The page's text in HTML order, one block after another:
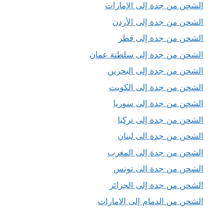
الشحن من جدة إلى الإمارات
الشحن من جدة إلى الأردن
الشحن من جدة إلى قطر
الشحن من جدة إلى سلطنة عمان
الشحن من جدة إلى البحرين
الشحن من جدة إلى الكويت
الشحن من جدة إلى سوريا
الشحن من جدة إلى تركيا
الشحن من جدة الى لبنان
الشحن من جدة إلى المغرب
الشحن من جدة الى تونس
الشحن من جدة إلى الجزائر
الشحن من الدمام إلى الامارات